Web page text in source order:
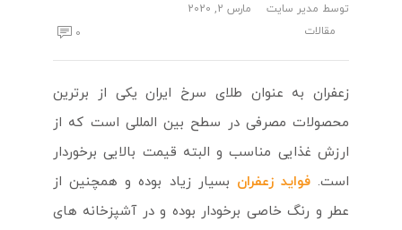
توسط مدیر سایت
مارس 2, 2020
مقالات
0
زعفران به عنوان طلای سرخ ایران یکی از برترین
محصولات مصرفی در سطح بین المللی است که از
ارزش غذایی مناسب و البته قیمت بالایی برخوردار
است.فواید زعفران بسیار زیاد بوده و همچنین از
عطر و رنگ خاصی برخودار بوده و در آشپزخانه های